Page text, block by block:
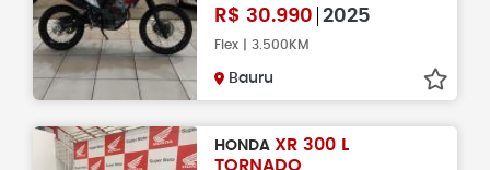
R$ 30.990 2025
Flex | 3.500KM
Bauru
HONDA XR 300 L
TORNADO